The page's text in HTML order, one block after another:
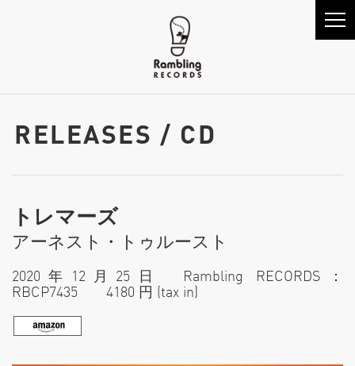
RELEASES / CD
トレマーズ
アーネスト・トゥルースト
2020年12月25日 Rambling RECORDS：
RBCP7435 4180 円 (tax in)